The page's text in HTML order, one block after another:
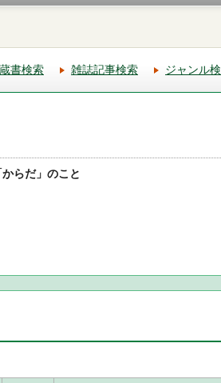
蔵書検索 雑誌記事検索 ジャンル
らだ」のこと